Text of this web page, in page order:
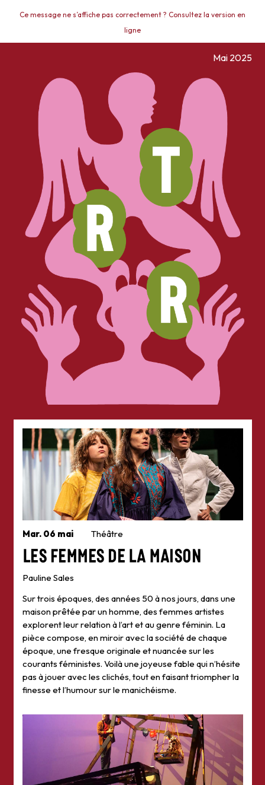
Ce message ne s’affiche pas correctement ? Consultez la version en
ligne
Mai 2025
Mar. 06 mai Théâtre
Les Femmes de la maison
Pauline Sales
Sur trois époques, des années 50 à nos jours, dans une
maison prêtée par un homme, des femmes artistes
explorent leur relation à l’art et au genre féminin. La
pièce compose, en miroir avec la société de chaque
époque, une fresque originale et nuancée sur les
courants féministes. Voilà une joyeuse fable qui n’hésite
pas à jouer avec les clichés, tout en faisant triompher la
finesse et l’humour sur le manichéisme.